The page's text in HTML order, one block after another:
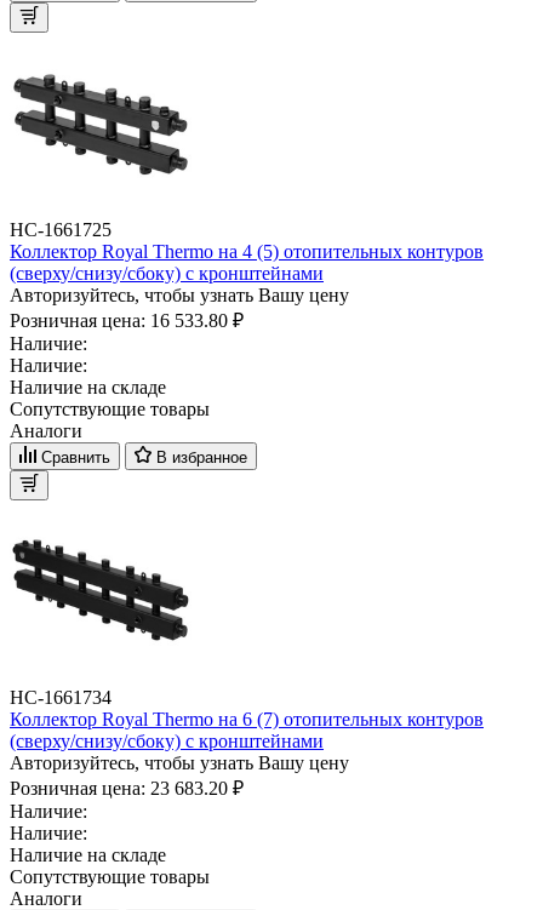
НС-1661725
Коллектор Royal Thermo на 4 (5) отопительных контуров
(сверху/снизу/сбоку) с кронштейнами
Авторизуйтесь, чтобы узнать Вашу цену
Розничная цена: 16 533.80 ₽
Наличие:
Наличие:
Наличие на складе
Сопутствующие товары
Аналоги
Сравнить В избранное
НС-1661734
Коллектор Royal Thermo на 6 (7) отопительных контуров
(сверху/снизу/сбоку) с кронштейнами
Авторизуйтесь, чтобы узнать Вашу цену
Розничная цена: 23 683.20 ₽
Наличие:
Наличие:
Наличие на складе
Сопутствующие товары
Аналоги